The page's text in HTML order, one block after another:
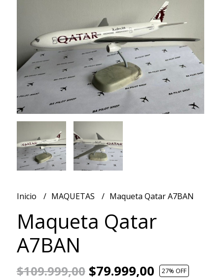
Inicio MAQUETAS Maqueta Qatar A7BAN
Maqueta Qatar
A7BAN
$109.999,00$79.999,00 27% OFF